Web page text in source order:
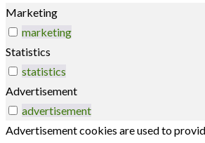
Marketing
marketing
Statistics
statistics
Advertisement
advertisement
Advertisement cookies are used to